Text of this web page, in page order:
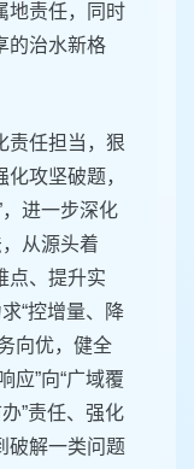
地责任，同时
的治水新格
责任担当，狠
攻坚破题，
进一步深化
从源头着
点、提升实
“控增量、降
向优，健全
应”向“广域覆
”责任、强化
破解一类问题